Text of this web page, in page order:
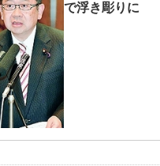
で浮き彫りに